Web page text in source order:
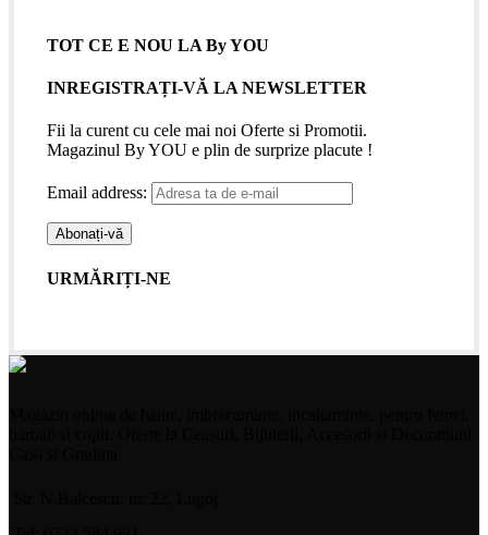
TOT CE E NOU LA By YOU
INREGISTRAȚI-VĂ LA NEWSLETTER
Fii la curent cu cele mai noi Oferte si Promotii.
Magazinul By YOU e plin de surprize placute !
Email address:
URMĂRIȚI-NE